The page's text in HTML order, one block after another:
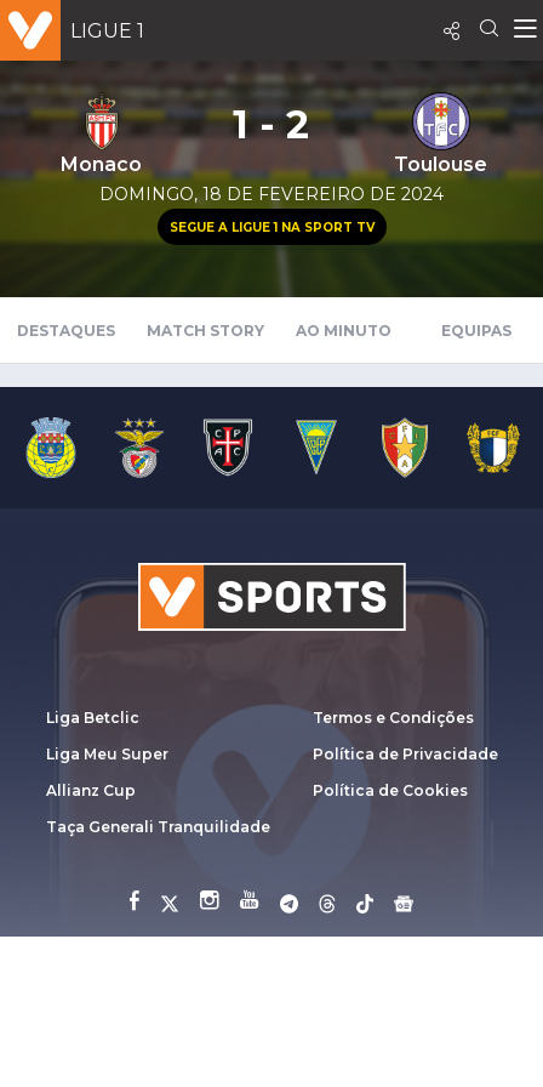
LIGUE 1
Monaco
1 - 2
Toulouse
DOMINGO, 18 DE FEVEREIRO DE 2024
SEGUE A LIGUE 1 NA SPORT TV
DESTAQUES MATCH STORY AO MINUTO EQUIPAS
Liga Betclic
Liga Meu Super
Allianz Cup
Taça Generali Tranquilidade
Termos e Condições
Política de Privacidade
Política de Cookies